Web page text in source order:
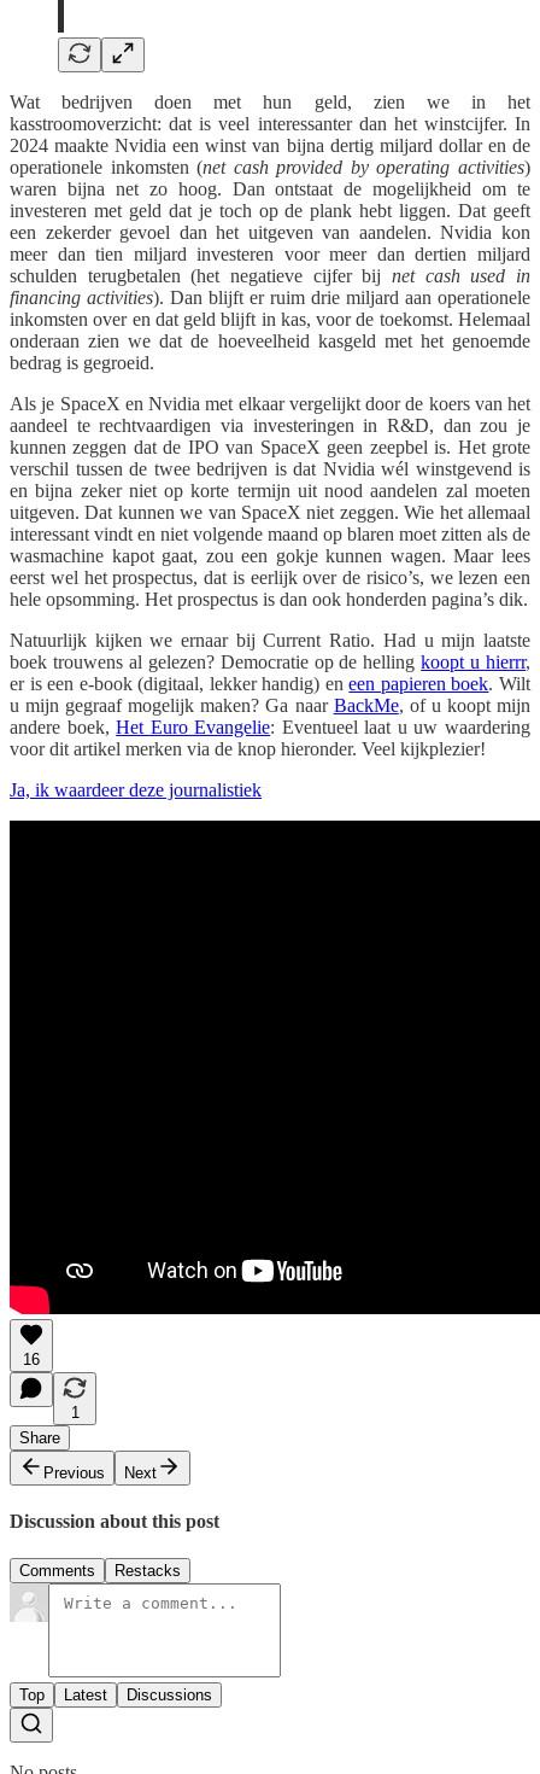
Wat bedrijven doen met hun geld, zien we in het
kasstroomoverzicht: dat is veel interessanter dan het winstcijfer. In
2024 maakte Nvidia een winst van bijna dertig miljard dollar en de
operationele inkomsten (net cash provided by operating activities)
waren bijna net zo hoog. Dan ontstaat de mogelijkheid om te
investeren met geld dat je toch op de plank hebt liggen. Dat geeft
een zekerder gevoel dan het uitgeven van aandelen. Nvidia kon
meer dan tien miljard investeren voor meer dan dertien miljard
schulden terugbetalen (het negatieve cijfer bij net cash used in
financing activities). Dan blijft er ruim drie miljard aan operationele
inkomsten over en dat geld blijft in kas, voor de toekomst. Helemaal
onderaan zien we dat de hoeveelheid kasgeld met het genoemde
bedrag is gegroeid.
Als je SpaceX en Nvidia met elkaar vergelijkt door de koers van het
aandeel te rechtvaardigen via investeringen in R&D, dan zou je
kunnen zeggen dat de IPO van SpaceX geen zeepbel is. Het grote
verschil tussen de twee bedrijven is dat Nvidia wél winstgevend is
en bijna zeker niet op korte termijn uit nood aandelen zal moeten
uitgeven. Dat kunnen we van SpaceX niet zeggen. Wie het allemaal
interessant vindt en niet volgende maand op blaren moet zitten als de
wasmachine kapot gaat, zou een gokje kunnen wagen. Maar lees
eerst wel het prospectus, dat is eerlijk over de risico’s, we lezen een
hele opsomming. Het prospectus is dan ook honderden pagina’s dik.
Natuurlijk kijken we ernaar bij Current Ratio. Had u mijn laatste
boek trouwens al gelezen? Democratie op de hellingkoopt u hierrr,
er is een e-book (digitaal, lekker handig) eneen papieren boek. Wilt
u mijn gegraaf mogelijk maken? Ga naar BackMe, of u koopt mijn
andere boek,Het Euro Evangelie: Eventueel laat u uw waardering
voor dit artikel merken via de knop hieronder. Veel kijkplezier!
Ja, ik waardeer deze journalistiek
16
1
Share
Previous
Next
Discussion about this post
Comments Restacks
Top Latest Discussions